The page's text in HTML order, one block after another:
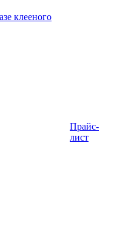
клееного
Прайс-
лист